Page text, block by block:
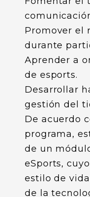
Promover el
durante
Aprender a
de esports.
Desarrollar
gestión del
De acuerdo
programa,
de un
eSports,
estilo de
de la